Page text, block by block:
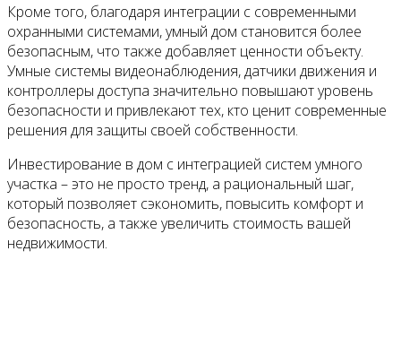
Кроме того, благодаря интеграции с современными
охранными системами, умный дом становится более
безопасным, что также добавляет ценности объекту.
Умные системы видеонаблюдения, датчики движения и
контроллеры доступа значительно повышают уровень
безопасности и привлекают тех, кто ценит современные
решения для защиты своей собственности.
Инвестирование в дом с интеграцией систем умного
участка – это не просто тренд, а рациональный шаг,
который позволяет сэкономить, повысить комфорт и
безопасность, а также увеличить стоимость вашей
недвижимости.